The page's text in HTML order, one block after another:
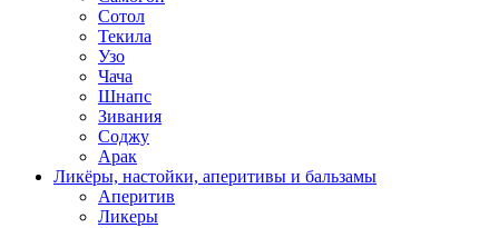
Сотол
Текила
Узо
Чача
Шнапс
Зивания
Соджу
Арак
Ликёры, настойки, аперитивы и бальзамы
Аперитив
Ликеры